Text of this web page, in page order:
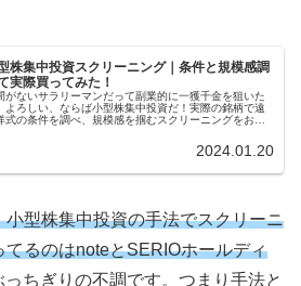
株集中投資スクリーニング｜条件と規模感調
実際買ってみた！
がないサラリーマンだって副業的に一獲千金を狙いた
よろしい、ならば小型株集中投資だ！実際の銘柄で遠
式の条件を調べ、規模感を掴むスクリーニングをおこ
2024.01.20
型株集中投資の手法でスクリーニ
るのはnoteとSERIOホールディ
っちぎりの不調です。つまり手法と